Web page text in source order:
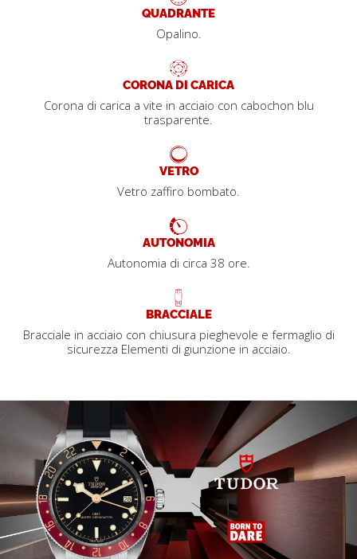
QUADRANTE
Opalino.
CORONA DI CARICA
Corona di carica a vite in acciaio con cabochon blu
trasparente.
VETRO
Vetro zaffiro bombato.
AUTONOMIA
Autonomia di circa 38 ore.
BRACCIALE
Bracciale in acciaio con chiusura pieghevole e fermaglio di
sicurezza Elementi di giunzione in acciaio.